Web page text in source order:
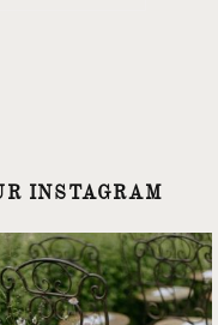
INSTAGRAM